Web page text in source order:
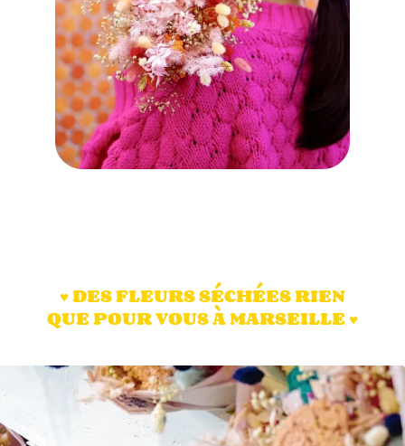
♥️ DES FLEURS SÉCHÉES RIEN
QUE POUR VOUS À MARSEILLE ♥️